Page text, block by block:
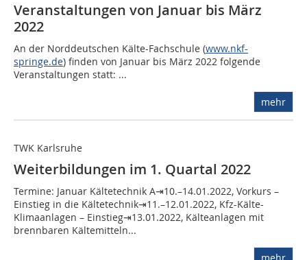
Veranstaltungen von Januar bis März
2022
An der Norddeutschen Kälte-Fachschule (www.nkf-
springe.de) finden von Januar bis März 2022 folgende
Veranstaltungen statt: ...
mehr
TWK Karlsruhe
Weiterbildungen im 1. Quartal 2022
Termine: Januar Kältetechnik A⇥10.–14.01.2022, Vorkurs –
Einstieg in die Kältetechnik⇥11.–12.01.2022, Kfz-Kälte-
Klimaanlagen – Einstieg⇥13.01.2022, Kälteanlagen mit
brennbaren Kältemitteln...